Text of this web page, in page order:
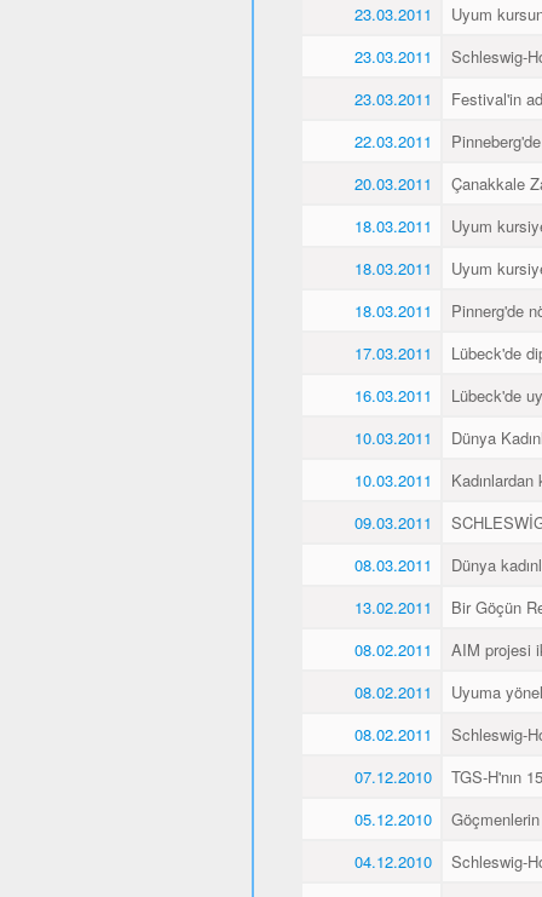
23.03.2011
Uyum
23.03.2011
Schleswig-
23.03.2011
Festival'in
22.03.2011
20.03.2011
Çanakkale
18.03.2011
Uyum
18.03.2011
Uyum
18.03.2011
Pinnerg'de
17.03.2011
Lübeck'de
16.03.2011
Lübeck'de
10.03.2011
Dünya
10.03.2011
Kadınlardan
09.03.2011
08.03.2011
Dünya
13.02.2011
Bir Göçün
08.02.2011
AIM projesi
08.02.2011
Uyuma
08.02.2011
Schleswig-
07.12.2010
TGS-H'nın
05.12.2010
04.12.2010
Schleswig-